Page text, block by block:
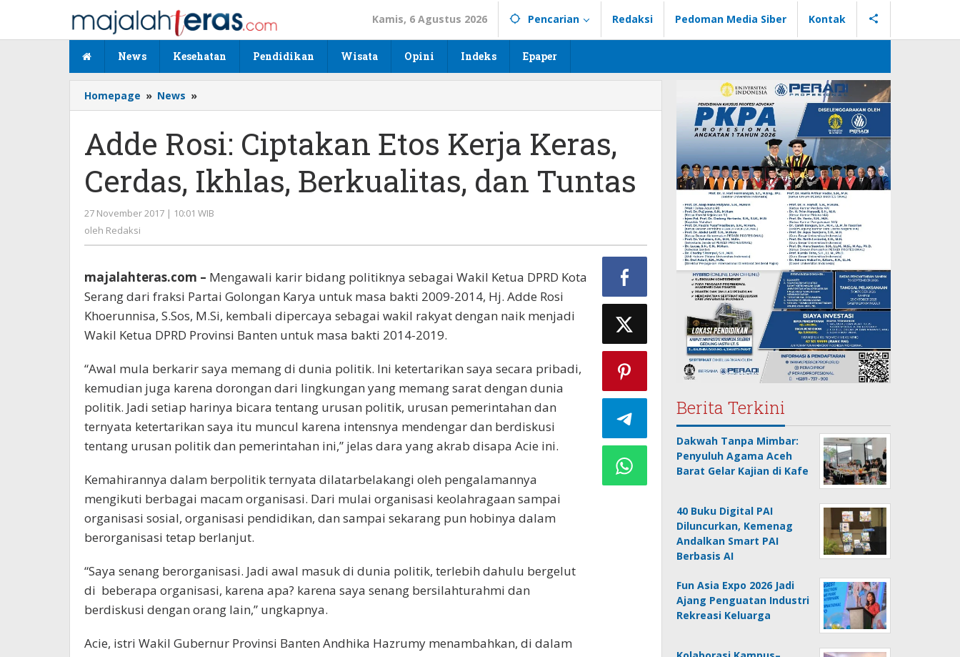
konten
Kamis, 6 Agustus 2026 Pencarian Redaksi Pedoman Media Siber Kontak
News Kesehatan Pendidikan Wisata Opini Indeks Epaper
Homepage » News »
Rosi:
Etos
Kerja
Keras,
Cerdas,
Berkualitas,
Tuntas
Adde Rosi: Ciptakan Etos Kerja Keras,
Cerdas, Ikhlas, Berkualitas, dan Tuntas
27 November 2017 | 10:01 WIB
oleh Redaksi
majalahteras.com – Mengawali karir bidang politiknya sebagai Wakil Ketua DPRD Kota
Serang dari fraksi Partai Golongan Karya untuk masa bakti 2009-2014, Hj. Adde Rosi
Khoerunnisa, S.Sos, M.Si, kembali dipercaya sebagai wakil rakyat dengan naik menjadi
Wakil Ketua DPRD Provinsi Banten untuk masa bakti 2014-2019.
“Awal mula berkarir saya memang di dunia politik. Ini ketertarikan saya secara pribadi,
kemudian juga karena dorongan dari lingkungan yang memang sarat dengan dunia
politik. Jadi setiap harinya bicara tentang urusan politik, urusan pemerintahan dan
ternyata ketertarikan saya itu muncul karena intensnya mendengar dan berdiskusi
tentang urusan politik dan pemerintahan ini,” jelas dara yang akrab disapa Acie ini.
Kemahirannya dalam berpolitik ternyata dilatarbelakangi oleh pengalamannya
mengikuti berbagai macam organisasi. Dari mulai organisasi keolahragaan sampai
organisasi sosial, organisasi pendidikan, dan sampai sekarang pun hobinya dalam
berorganisasi tetap berlanjut.
“Saya senang berorganisasi. Jadi awal masuk di dunia politik, terlebih dahulu bergelut
di beberapa organisasi, karena apa? karena saya senang bersilahturahmi dan
berdiskusi dengan orang lain,” ungkapnya.
Acie, istri Wakil Gubernur Provinsi Banten Andhika Hazrumy menambahkan, di dalam
Berita Terkini
Dakwah Tanpa Mimbar:
Penyuluh Agama Aceh
Barat Gelar Kajian di Kafe
40 Buku Digital PAI
Diluncurkan, Kemenag
Andalkan Smart PAI
Berbasis AI
Fun Asia Expo 2026 Jadi
Ajang Penguatan Industri
Rekreasi Keluarga